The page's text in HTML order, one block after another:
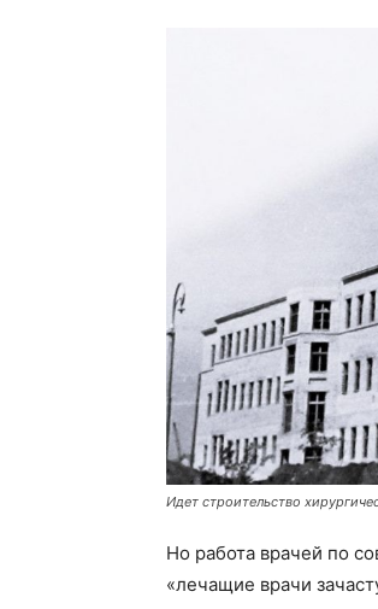
Идет строительство
Но работа врачей по
«лечащие врачи